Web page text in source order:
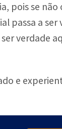
pois se
passa a ser
verdade
e